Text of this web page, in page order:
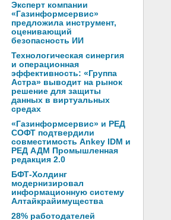
Эксперт компании
«Газинформсервис»
предложила инструмент,
оценивающий
безопасность ИИ
Технологическая синергия
и операционная
эффективность: «Группа
Астра» выводит на рынок
решение для защиты
данных в виртуальных
средах
«Газинформсервис» и РЕД
СОФТ подтвердили
совместимость Ankey IDM и
РЕД АДМ Промышленная
редакция 2.0
БФТ-Холдинг
модернизировал
информационную систему
Алтайкрайимущества
28% работодателей